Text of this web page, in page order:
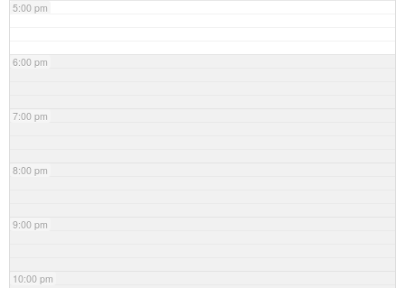
5:00 pm
6:00 pm
7:00 pm
8:00 pm
9:00 pm
10:00 pm